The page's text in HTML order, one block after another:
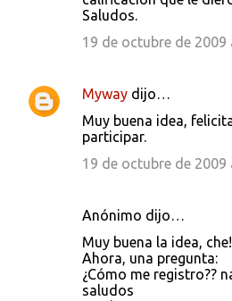
Saludos.
19 de octubre de 2009
Myway dijo…
Muy buena idea,
participar.
19 de octubre de 2009
Anónimo dijo…
Muy buena la idea,
Ahora, una pregunta:
¿Cómo me registro??
saludos